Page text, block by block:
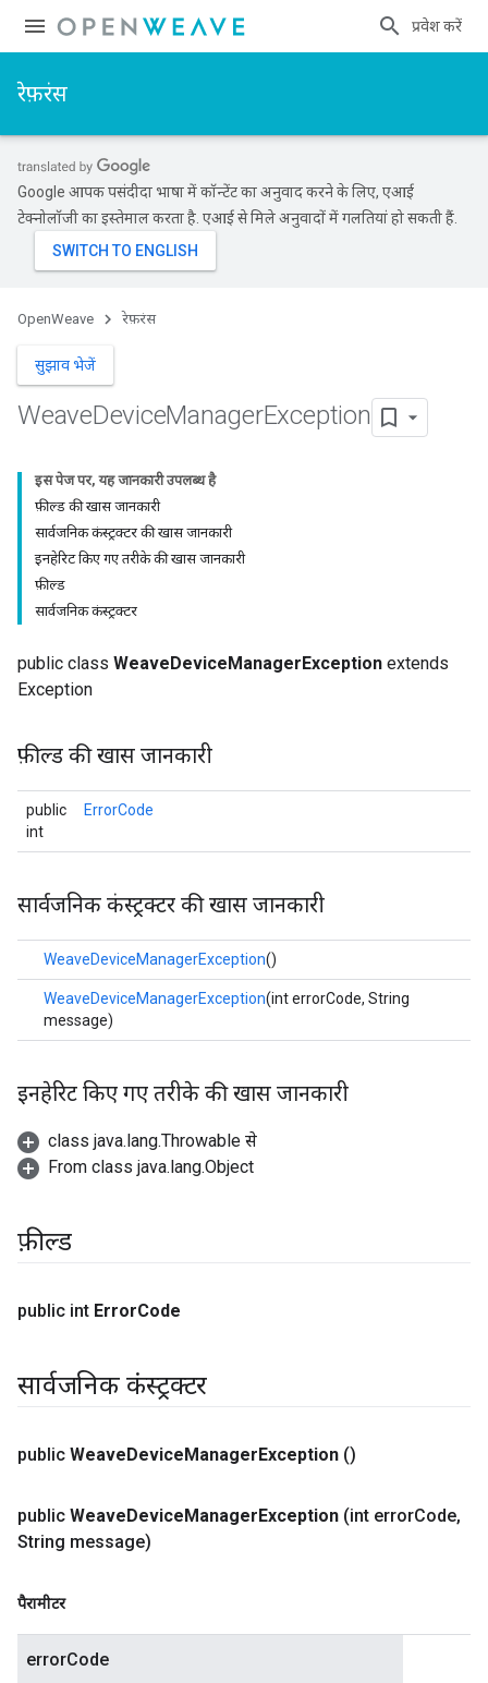
प्रवेश करें
रेफ़रंस
Google आपकी पसंदीदा भाषा में कॉन्टेंट का अनुवाद करने के लिए, एआई
टेक्नोलॉजी का इस्तेमाल करता है. एआई से मिले अनुवादों में गलतियां हो सकती हैं.
OpenWeave रेफ़रंस
सुझाव भेजें
WeaveDeviceManagerException
इस पेज पर, यह जानकारी उपलब्ध है
फ़ील्ड की खास जानकारी
सार्वजनिक कंस्ट्रक्टर की खास जानकारी
इनहेरिट किए गए तरीके की खास जानकारी
फ़ील्ड
सार्वजनिक कंस्ट्रक्टर
public class WeaveDeviceManagerException extends
Exception
फ़ील्ड की खास जानकारी
public
int
ErrorCode
सार्वजनिक कंस्ट्रक्टर की खास जानकारी
WeaveDeviceManagerException()
WeaveDeviceManagerException(int errorCode, String
message)
इनहेरिट किए गए तरीके की खास जानकारी
class java.lang.Throwable से
From class java.lang.Object
फ़ील्ड
public int ErrorCode
सार्वजनिक कंस्ट्रक्टर
public WeaveDeviceManagerException ()
public WeaveDeviceManagerException (int errorCode,
String message)
पैरामीटर
errorCode